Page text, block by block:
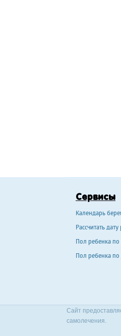
Сервисы
Календарь
Рассчитать
Пол ребенка по
Пол ребенка
Сайт
самолечения.